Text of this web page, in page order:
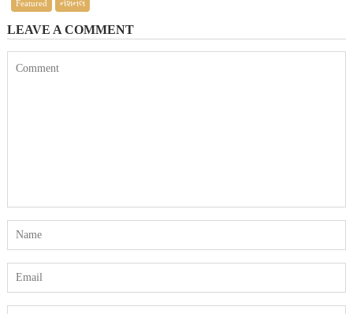
Featured નેશનલ
LEAVE A COMMENT